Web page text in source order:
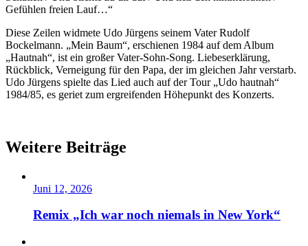
Gefühlen freien Lauf…“
Diese Zeilen widmete Udo Jürgens seinem Vater Rudolf
Bockelmann. „Mein Baum“, erschienen 1984 auf dem Album
„Hautnah“, ist ein großer Vater-Sohn-Song. Liebeserklärung,
Rückblick, Verneigung für den Papa, der im gleichen Jahr verstarb.
Udo Jürgens spielte das Lied auch auf der Tour „Udo hautnah“
1984/85, es geriet zum ergreifenden Höhepunkt des Konzerts.
Weitere Beiträge
Juni 12, 2026
Remix „Ich war noch niemals in New York“